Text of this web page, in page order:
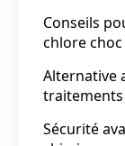
Conseils
chlore choc
Alternative
traitements
Sécurité